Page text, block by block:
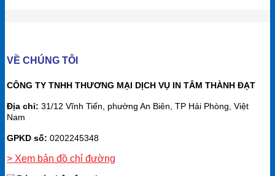
VỀ CHÚNG TÔI
CÔNG TY TNHH THƯƠNG MẠI DỊCH VỤ IN TÂM THÀNH ĐẠT
Địa chỉ: 31/12 Vĩnh Tiến, phường An Biên, TP Hải Phòng, Việt
Nam
GPKD số: 0202245348
> Xem bản đồ chỉ đường